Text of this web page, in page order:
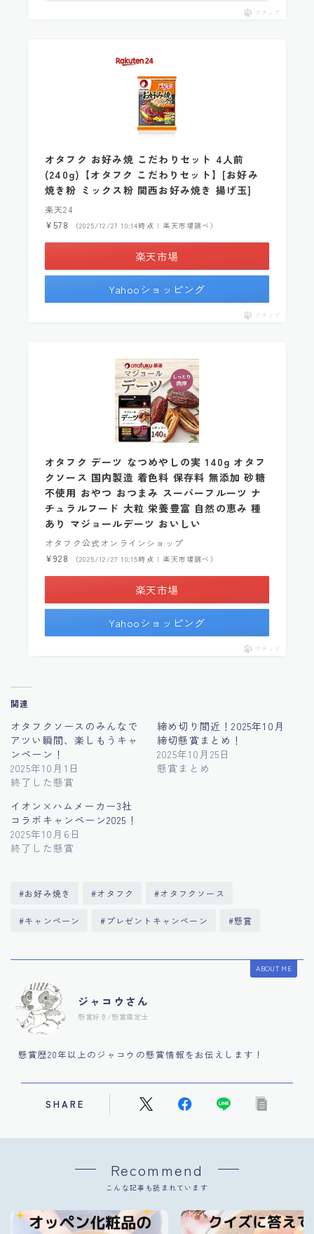
ポチップ
オタフク お好み焼 こだわりセット 4人前
(240g)【オタフク こだわりセット】[お好み
焼き粉 ミックス粉 関西お好み焼き 揚げ玉]
楽天24
¥578
（2025/12/27 10:14時点 | 楽天市場調べ）
楽天市場
Yahooショッピング
ポチップ
オタフク デーツ なつめやしの実 140g オタフ
クソース 国内製造 着色料 保存料 無添加 砂糖
不使用 おやつ おつまみ スーパーフルーツ ナ
チュラルフード 大粒 栄養豊富 自然の恵み 種
あり マジョールデーツ おいしい
オタフク公式オンラインショップ
¥928
（2025/12/27 10:15時点 | 楽天市場調べ）
楽天市場
Yahooショッピング
ポチップ
関連
オタフクソースのみんなで
アツい瞬間、楽しもうキャ
ンペーン！
2025年10月1日
終了した懸賞
締め切り間近！2025年10月
締切懸賞まとめ！
2025年10月25日
懸賞まとめ
イオン×ハムメーカー3社
コラボキャンペーン2025！
2025年10月6日
終了した懸賞
#お好み焼き #オタフク #オタフクソース
#キャンペーン #プレゼントキャンペーン #懸賞
ABOUT ME
ジャコウさん
懸賞好き/懸賞鑑定士
懸賞歴20年以上のジャコウの懸賞情報をお伝えします！
SHARE
Recommend
こんな記事も読まれています